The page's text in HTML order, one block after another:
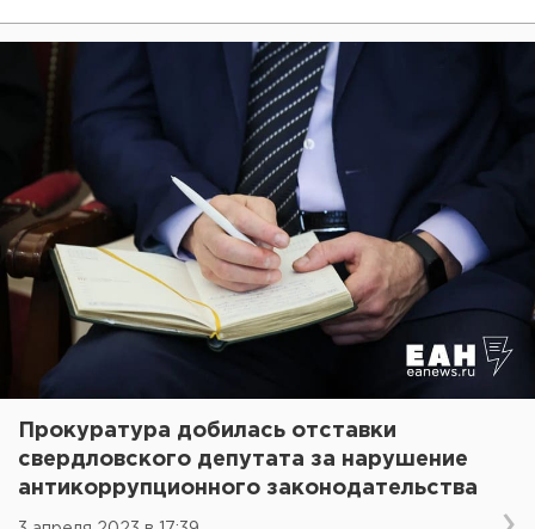
Прокуратура добилась отставки
свердловского депутата за нарушение
антикоррупционного законодательства